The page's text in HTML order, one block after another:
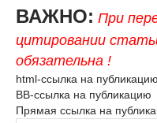
ВАЖНО: При
цитировании
обязательна !
html-ссылка на публикацию
BB-ссылка на публикацию
Прямая ссылка на